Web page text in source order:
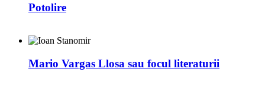
Potolire
Mario Vargas Llosa sau focul literaturii